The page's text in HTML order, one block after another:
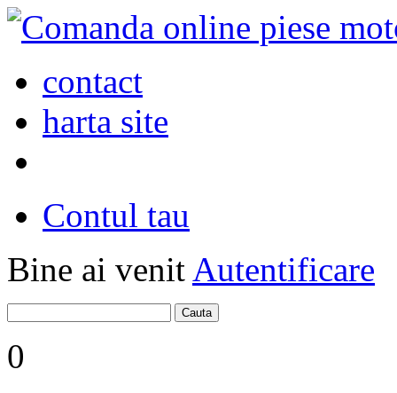
contact
harta site
Contul tau
Bine ai venit Autentificare
0